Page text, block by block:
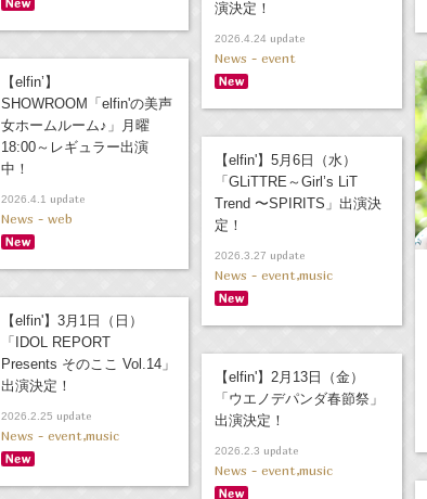
演決定！
2026.4.24 update
News - event
【elfin’】
SHOWROOM「elfin'の美声
女ホームルーム♪」月曜
18:00～レギュラー出演
中！
2026.4.1 update
News - web
【elfin'】5月6日（水）
「GLiTTRE～Girl’s LiT
Trend 〜SPIRITS」出演決
定！
2026.3.27 update
News - event,music
【elfin'】3月1日（日）
「IDOL REPORT
Presents そのここ Vol.14」
出演決定！
2026.2.25 update
News - event,music
【elfin'】2月13日（金）
「ウエノデパンダ春節祭」
出演決定！
2026.2.3 update
News - event,music